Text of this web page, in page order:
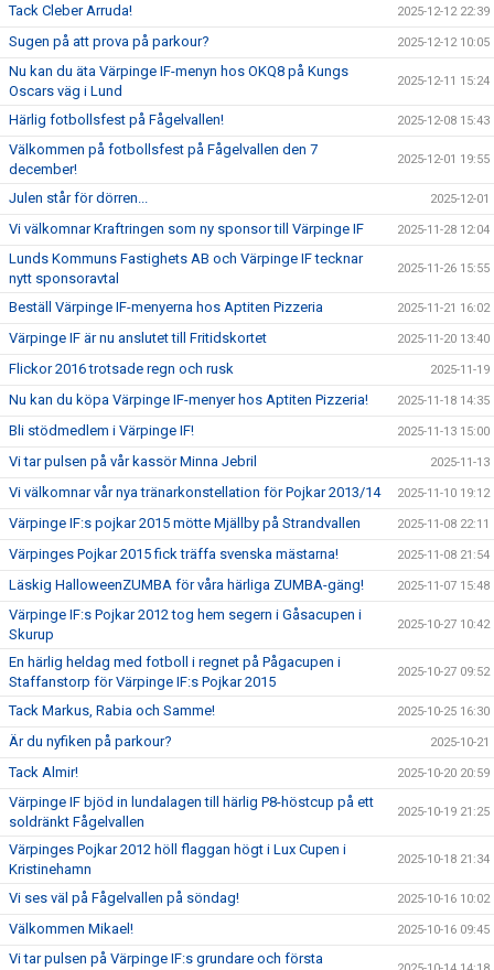
Tack Cleber Arruda! 2025-12-12 22:39
Sugen på att prova på parkour? 2025-12-12 10:05
Nu kan du äta Värpinge IF-menyn hos OKQ8 på Kungs
Oscars väg i Lund
2025-12-11 15:24
Härlig fotbollsfest på Fågelvallen! 2025-12-08 15:43
Välkommen på fotbollsfest på Fågelvallen den 7
december!
2025-12-01 19:55
Julen står för dörren... 2025-12-01
Vi välkomnar Kraftringen som ny sponsor till Värpinge IF 2025-11-28 12:04
Lunds Kommuns Fastighets AB och Värpinge IF tecknar
nytt sponsoravtal
2025-11-26 15:55
Beställ Värpinge IF-menyerna hos Aptiten Pizzeria 2025-11-21 16:02
Värpinge IF är nu anslutet till Fritidskortet 2025-11-20 13:40
Flickor 2016 trotsade regn och rusk 2025-11-19
Nu kan du köpa Värpinge IF-menyer hos Aptiten Pizzeria! 2025-11-18 14:35
Bli stödmedlem i Värpinge IF! 2025-11-13 15:00
Vi tar pulsen på vår kassör Minna Jebril 2025-11-13
Vi välkomnar vår nya tränarkonstellation för Pojkar 2013/14 2025-11-10 19:12
Värpinge IF:s pojkar 2015 mötte Mjällby på Strandvallen 2025-11-08 22:11
Värpinges Pojkar 2015 fick träffa svenska mästarna! 2025-11-08 21:54
Läskig HalloweenZUMBA för våra härliga ZUMBA-gäng! 2025-11-07 15:48
Värpinge IF:s Pojkar 2012 tog hem segern i Gåsacupen i
Skurup
2025-10-27 10:42
En härlig heldag med fotboll i regnet på Pågacupen i
Staffanstorp för Värpinge IF:s Pojkar 2015
2025-10-27 09:52
Tack Markus, Rabia och Samme! 2025-10-25 16:30
Är du nyfiken på parkour? 2025-10-21
Tack Almir! 2025-10-20 20:59
Värpinge IF bjöd in lundalagen till härlig P8-höstcup på ett
soldränkt Fågelvallen
2025-10-19 21:25
Värpinges Pojkar 2012 höll flaggan högt i Lux Cupen i
Kristinehamn
2025-10-18 21:34
Vi ses väl på Fågelvallen på söndag! 2025-10-16 10:02
Välkommen Mikael! 2025-10-16 09:45
Vi tar pulsen på Värpinge IF:s grundare och första